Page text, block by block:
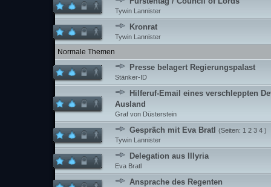
Tywin Lannister
Kronrat
Tywin Lannister
Normale Themen
Presse belagert Regierungspalast
Stänker-ID
Hilferuf-Email eines verschleppten
Ausland
Graf von Düsterstein
Gespräch mit Eva Bratl (Seiten: 1 2 3 4 )
Tywin Lannister
Delegation aus Illyria
Eva Bratl
Ansprache des Regenten